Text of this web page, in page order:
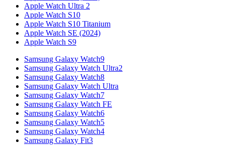
Apple Watch Ultra 2
Apple Watch S10
Apple Watch S10 Titanium
Apple Watch SE (2024)
Apple Watch S9
Samsung Galaxy Watch9
Samsung Galaxy Watch Ultra2
Samsung Galaxy Watch8
Samsung Galaxy Watch Ultra
Samsung Galaxy Watch7
Samsung Galaxy Watch FE
Samsung Galaxy Watch6
Samsung Galaxy Watch5
Samsung Galaxy Watch4
Samsung Galaxy Fit3